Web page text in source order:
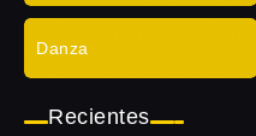
Danza
Recientes